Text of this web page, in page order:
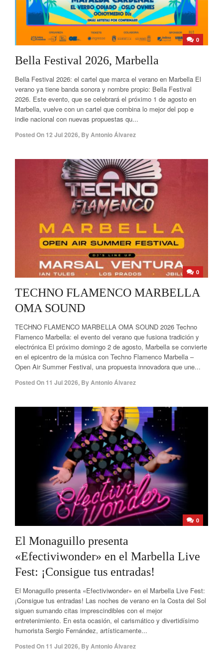
0
Bella Festival 2026, Marbella
Bella Festival 2026: el cartel que marca el verano en Marbella El
verano ya tiene banda sonora y nombre propio: Bella Festival
2026. Este evento, que se celebrará el próximo 1 de agosto en
Marbella, vuelve con un cartel que combina lo mejor del pop e
indie nacional con nuevas propuestas qu...
Posted On 12 Jul 2026, ByAntonio Álvarez
0
TECHNO FLAMENCO MARBELLA
OMA SOUND
TECHNO FLAMENCO MARBELLA OMA SOUND 2026 Techno
Flamenco Marbella: el evento del verano que fusiona tradición y
electrónica El próximo domingo 2 de agosto, Marbella se convierte
en el epicentro de la música con Techno Flamenco Marbella –
Open Air Summer Festival, una propuesta innovadora que une...
Posted On 11 Jul 2026, ByAntonio Álvarez
0
El Monaguillo presenta
«Efectiviwonder» en el Marbella Live
Fest: ¡Consigue tus entradas!
El Monaguillo presenta «Efectiviwonder» en el Marbella Live Fest:
¡Consigue tus entradas! Las noches de verano en la Costa del Sol
siguen sumando citas imprescindibles con el mejor
entretenimiento. En esta ocasión, el carismático y divertidísimo
humorista Sergio Fernández, artísticamente...
Posted On 11 Jul 2026, By Antonio Álvarez